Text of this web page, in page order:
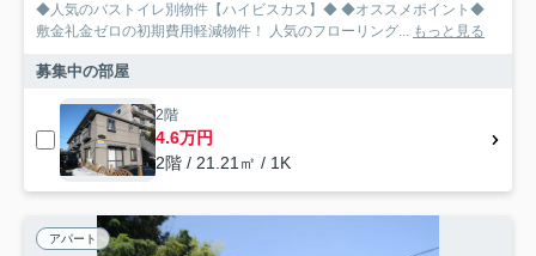
◆人気のバストイレ別物件【ハイビスカス】◆ ◆オススメポイント◆
敷金礼金ゼロの初期費用軽減物件！ 人気のフローリング... もっと見る
募集中の部屋
2階
4.6万円
2階 / 21.21㎡ / 1K
アパート